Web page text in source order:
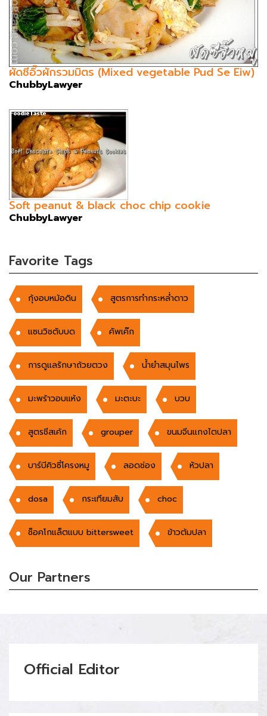
ผัดชีอิ๊วผักรวมมิตร (Mixed vegetable Pud Se Eiw)
ChubbyLawyer
Soft peanut & black choc chip cookie
ChubbyLawyer
Favorite Tags
กุ้งอบหม้อดิน สูตรการทำกระหล่ำดาว
แซนวิชตับบด คัพเค๊ก
การดูแลรักษาถ้วยตวง น้ำยำสมุนไพร
มะพร้าวอบแห้ง มะตะบะ บวบ
สูตรชีสเค้ก grouper ขนมจีนแกงไตปลา
บาร์บีคิวซี่โครงหมู ลอดช่อง หัวปลา
dosa กระเทียมสับ choc
ช็อคโกแล็ตแบบ bittersweet ข้าวต้มปลา
Our Partners
Official Editor